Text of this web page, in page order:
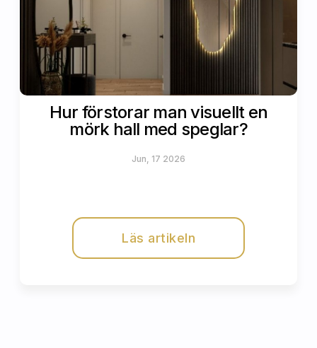
Hur förstorar man visuellt en
mörk hall med speglar?
Jun, 17 2026
Läs artikeln